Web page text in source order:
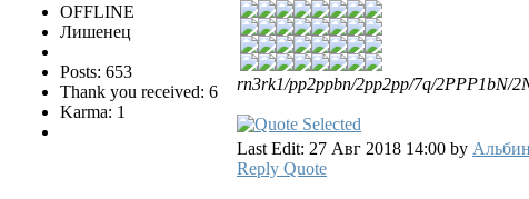
OFFLINE
Лишенец
Posts: 653
Thank you received: 6
Karma: 1
rn3rk1/pp2ppbn/2pp2pp/7q/2PPP1bN/
Last Edit: 27 Авг 2018 14:00 by
Reply Quote